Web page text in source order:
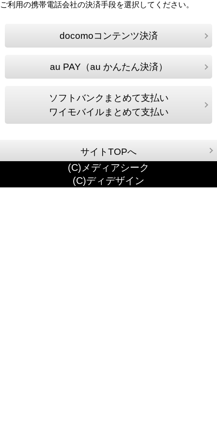
ご利用の携帯電話会社の決済手段を選択してください。
docomoコンテンツ決済
au PAY（au かんたん決済）
ソフトバンクまとめて支払い
ワイモバイルまとめて支払い
サイトTOPへ
(C)メディアシーク
(C)ディデザイン